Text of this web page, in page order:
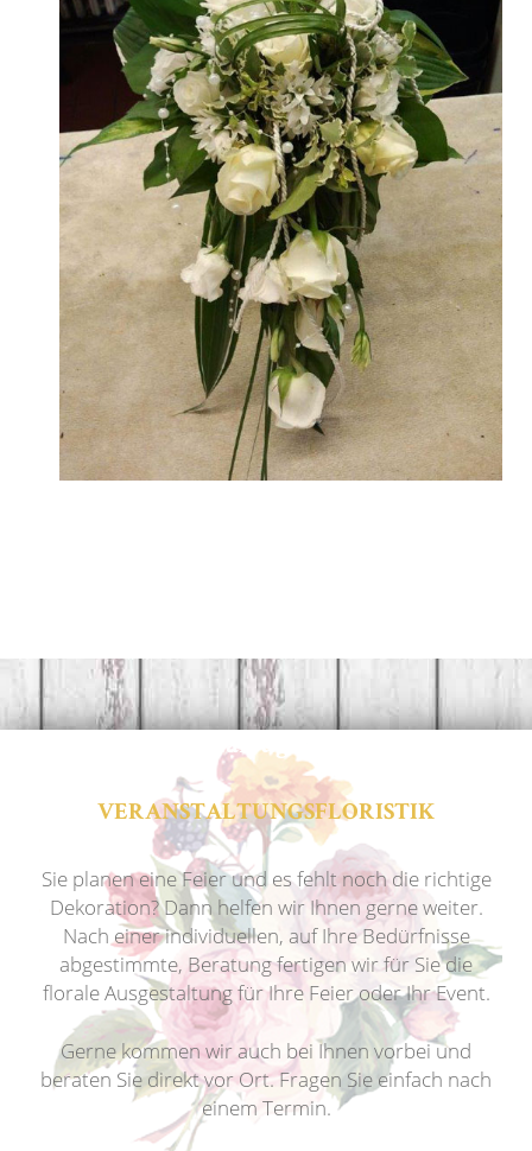
Veranstaltugsfloristik
VERANSTALTUNGSFLORISTIK
Sie planen eine Feier und es fehlt noch die richtige
Dekoration? Dann helfen wir Ihnen gerne weiter.
Nach einer individuellen, auf Ihre Bedürfnisse
abgestimmte, Beratung fertigen wir für Sie die
florale Ausgestaltung für Ihre Feier oder Ihr Event.
Gerne kommen wir auch bei Ihnen vorbei und
beraten Sie direkt vor Ort. Fragen Sie einfach nach
einem Termin.